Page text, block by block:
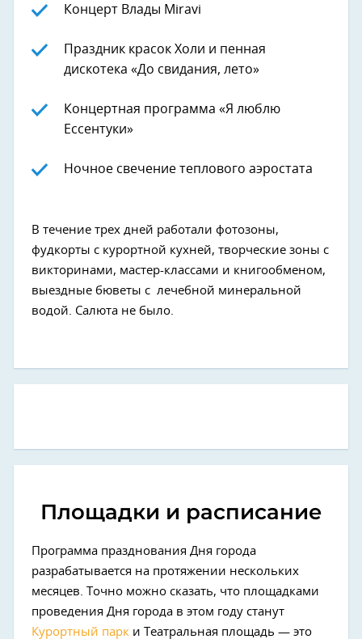
Концерт Влады Miravi
Праздник красок Холи и пенная
дискотека «До свидания, лето»
Концертная программа «Я люблю
Ессентуки»
Ночное свечение теплового аэростата
В течение трех дней работали фотозоны,
фудкорты с курортной кухней, творческие зоны с
викторинами, мастер-классами и книгообменом,
выездные бюветы с лечебной минеральной
водой. Салюта не было.
Площадки и расписание
Программа празднования Дня города
разрабатывается на протяжении нескольких
месяцев. Точно можно сказать, что площадками
проведения Дня города в этом году станут
Курортный парк и Театральная площадь — это